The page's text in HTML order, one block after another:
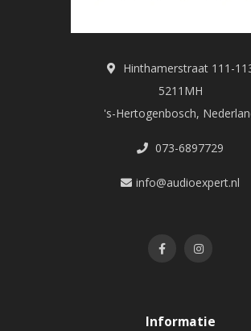
Hinthamerstraat 111-
5211MH
's-Hertogenbosch,
073-6897729
info@audioexpert.nl
Informatie